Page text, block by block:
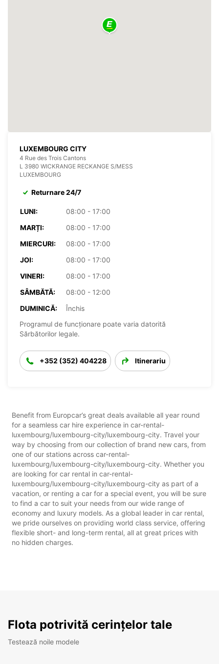
LUXEMBOURG CITY
4 Rue des Trois Cantons
L 3980 WICKRANGE RECKANGE S/MESS
LUXEMBOURG
Returnare 24/7
LUNI:
08:00 - 17:00
MARȚI:
08:00 - 17:00
MIERCURI:
08:00 - 17:00
JOI:
08:00 - 17:00
VINERI:
08:00 - 17:00
SÂMBĂTĂ:
08:00 - 12:00
DUMINICĂ:
Închis
Programul de funcționare poate varia datorită
Sărbătorilor legale.
+352 (352) 404228 Itinerariu
Benefit from Europcar’s great deals available all year round
for a seamless car hire experience in car-rental-
luxembourg/luxembourg-city/luxembourg-city. Travel your
way by choosing from our collection of brand new cars, from
one of our stations across car-rental-
luxembourg/luxembourg-city/luxembourg-city. Whether you
are looking for car rental in car-rental-
luxembourg/luxembourg-city/luxembourg-city as part of a
vacation, or renting a car for a special event, you will be sure
to find a car to suit your needs from our wide range of
economy and luxury models. As a global leader in car rental,
we pride ourselves on providing world class service, offering
flexible short- and long-term rental, all at great prices with
no hidden charges.
Flota potrivită cerințelor tale
Testează noile modele